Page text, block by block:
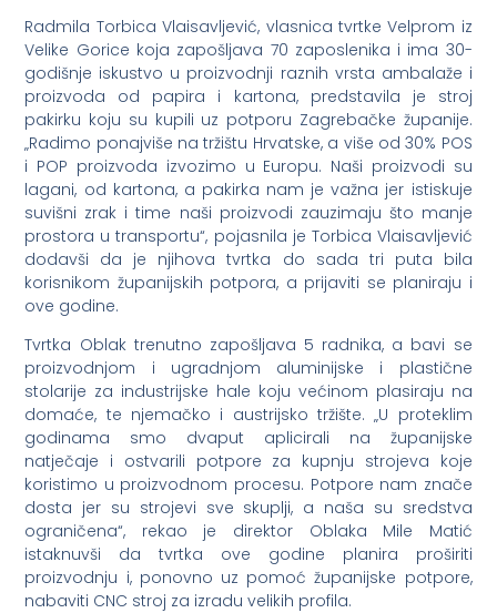
Radmila Torbica Vlaisavljević, vlasnica tvrtke Velprom iz
Velike Gorice koja zapošljava 70 zaposlenika i ima 30-
godišnje iskustvo u proizvodnji raznih vrsta ambalaže i
proizvoda od papira i kartona, predstavila je stroj
pakirku koju su kupili uz potporu Zagrebačke županije.
„Radimo ponajviše na tržištu Hrvatske, a više od 30% POS
i POP proizvoda izvozimo u Europu. Naši proizvodi su
lagani, od kartona, a pakirka nam je važna jer istiskuje
suvišni zrak i time naši proizvodi zauzimaju što manje
prostora u transportu“, pojasnila je Torbica Vlaisavljević
dodavši da je njihova tvrtka do sada tri puta bila
korisnikom županijskih potpora, a prijaviti se planiraju i
ove godine.
Tvrtka Oblak trenutno zapošljava 5 radnika, a bavi se
proizvodnjom i ugradnjom aluminijske i plastične
stolarije za industrijske hale koju većinom plasiraju na
domaće, te njemačko i austrijsko tržište. „U proteklim
godinama smo dvaput aplicirali na županijske
natječaje i ostvarili potpore za kupnju strojeva koje
koristimo u proizvodnom procesu. Potpore nam znače
dosta jer su strojevi sve skuplji, a naša su sredstva
ograničena“, rekao je direktor Oblaka Mile Matić
istaknuvši da tvrtka ove godine planira proširiti
proizvodnju i, ponovno uz pomoć županijske potpore,
nabaviti CNC stroj za izradu velikih profila.